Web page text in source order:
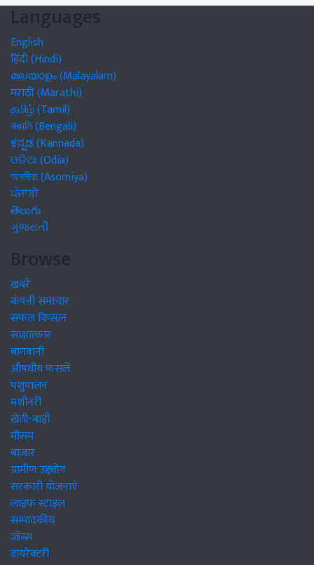
Languages
English
हिंदी (Hindi)
മലയാളം (Malayalam)
मराठी (Marathi)
தமிழ் (Tamil)
বাঙালি (Bengali)
ಕನ್ನಡ (Kannada)
ଓଡିଆ (Odia)
অসমীয়া (Asomiya)
ਪੰਜਾਬੀ
తెలుగు
ગુજરાતી
Browse
खबरें
कंपनी समाचार
सफल किसान
साक्षात्कार
बागवानी
औषधीय फसलें
पशुपालन
मशीनरी
खेती-बाड़ी
मौसम
बाजार
ग्रामीण उद्द्योग
सरकारी योजनाएं
लाइफ स्टाइल
सम्पादकीय
जॉब्स
डायरेक्टरी